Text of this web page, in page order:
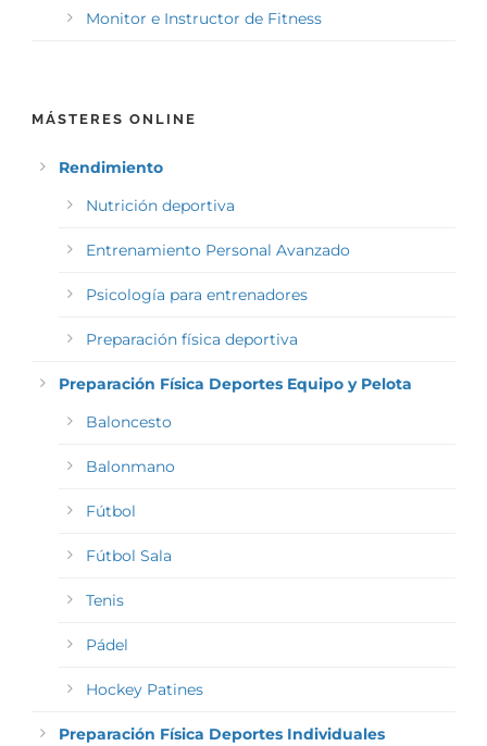
Monitor e Instructor de Fitness
MÁSTERES ONLINE
Rendimiento
Nutrición deportiva
Entrenamiento Personal Avanzado
Psicología para entrenadores
Preparación física deportiva
Preparación Física Deportes Equipo y Pelota
Baloncesto
Balonmano
Fútbol
Fútbol Sala
Tenis
Pádel
Hockey Patines
Preparación Física Deportes Individuales